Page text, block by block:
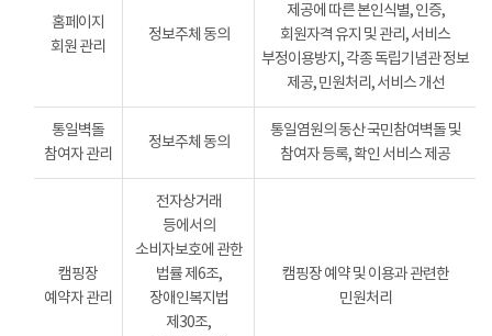
홈페이지
회원 관리
정보주체 동의
제공에 따른 본인식별, 인증,
회원자격 유지 및 관리, 서비스
부정이용방지, 각종 독립기념관 정보
제공, 민원처리, 서비스 개선
통일벽돌
참여자 관리
정보주체 동의
통일염원의 동산 국민참여벽돌 및
참여자 등록, 확인 서비스 제공
캠핑장
예약자 관리
전자상거래
등에서의
소비자보호에 관한
법률 제6조,
장애인복지법
제30조,
캠핑장 예약 및 이용과 관련한
민원처리